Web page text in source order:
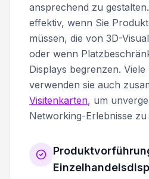
ansprechend zu
effektiv, wenn Sie
müssen, die von 3D-
oder wenn
Displays begrenzen.
verwenden sie auch
Visitenkarten, um
Networking-Erlebnisse